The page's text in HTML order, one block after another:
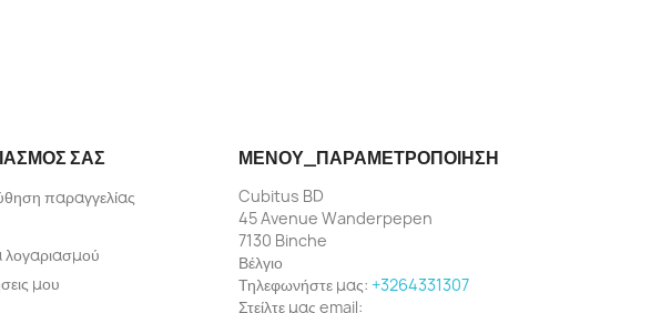
ΣΑΣ
παραγγελίας
λογαριασμού
μου
ΜΕΝΟΎ_ΠΑΡΑΜΕΤΡΟΠΟΊΗΣΗ
Cubitus BD
45 Avenue Wanderpepen
7130 Binche
Βέλγιο
Τηλεφωνήστε μας: +3264331307
Στείλτε μας email: